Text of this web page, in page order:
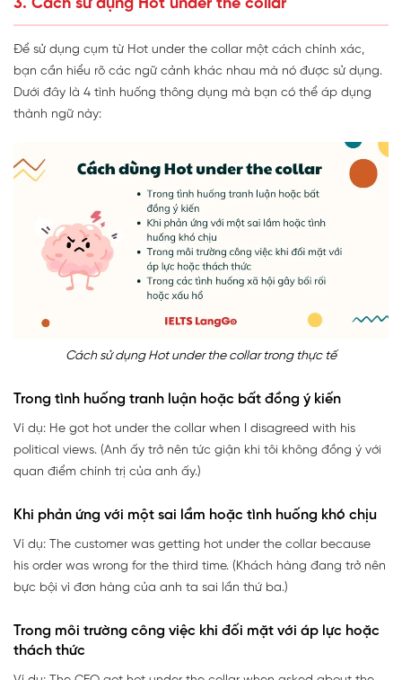
3. Cách sử dụng Hot under the collar
Để sử dụng cụm từ Hot under the collar một cách chính xác,
bạn cần hiểu rõ các ngữ cảnh khác nhau mà nó được sử dụng.
Dưới đây là 4 tình huống thông dụng mà bạn có thể áp dụng
thành ngữ này:
Cách sử dụng Hot under the collar trong thực tế
Trong tình huống tranh luận hoặc bất đồng ý kiến
Ví dụ: He got hot under the collar when I disagreed with his
political views. (Anh ấy trở nên tức giận khi tôi không đồng ý với
quan điểm chính trị của anh ấy.)
Khi phản ứng với một sai lầm hoặc tình huống khó chịu
Ví dụ: The customer was getting hot under the collar because
his order was wrong for the third time. (Khách hàng đang trở nên
bực bội vì đơn hàng của anh ta sai lần thứ ba.)
Trong môi trường công việc khi đối mặt với áp lực hoặc
thách thức